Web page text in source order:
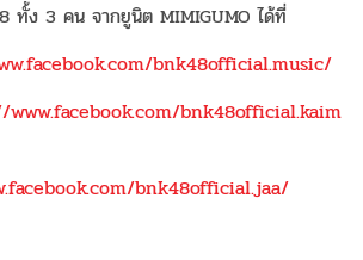
ทั้ง 3 คน จากยูนิต MIMIGUMO ได้ที่
bnk48official.music/
bnk48official.kaim
bnk48official.jaa/